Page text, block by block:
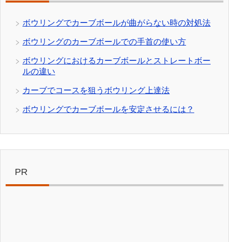
ボウリングでカーブボールが曲がらない時の対処法
ボウリングのカーブボールでの手首の使い方
ボウリングにおけるカーブボールとストレートボー
ルの違い
カーブでコースを狙うボウリング上達法
ボウリングでカーブボールを安定させるには？
PR